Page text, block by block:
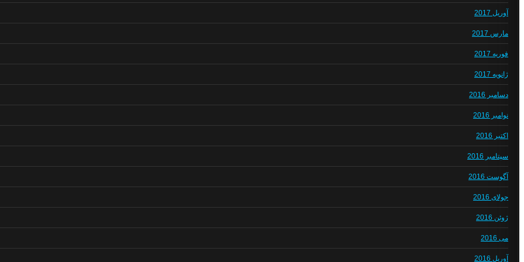
آوریل 2017
مارس 2017
فوریه 2017
ژانویه 2017
دسامبر 2016
نوامبر 2016
اکتبر 2016
سپتامبر 2016
آگوست 2016
جولای 2016
ژوئن 2016
می 2016
آوریل 2016